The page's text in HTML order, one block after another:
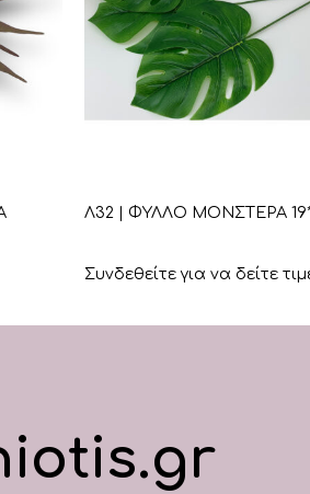
Λ32 | ΦΥΛΛΟ ΜΟΝΣΤΕΡΑ
Συνδεθείτε για να δείτε